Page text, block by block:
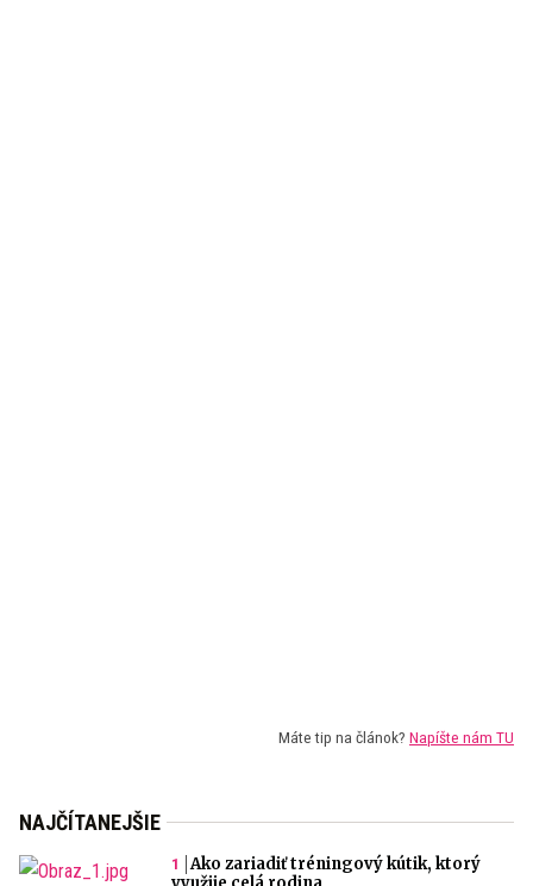
Máte tip na článok? Napíšte nám TU
NAJČÍTANEJŠIE
Ako zariadiť tréningový kútik, ktorý